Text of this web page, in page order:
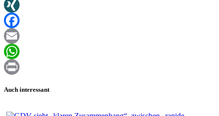
Twitter
XING
Facebook
Email
WhatsApp
Auch interessant